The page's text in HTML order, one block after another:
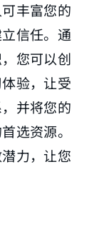
丰富您的
信任。通
您可以创
验，让受
并将您的
选资源。
力，让您